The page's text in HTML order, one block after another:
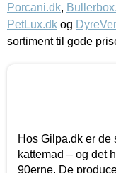
Porcani.dk,
PetLux.dk og
sortiment til gode
Hos Gilpa.dk er de
kattemad – og det
90erne. De